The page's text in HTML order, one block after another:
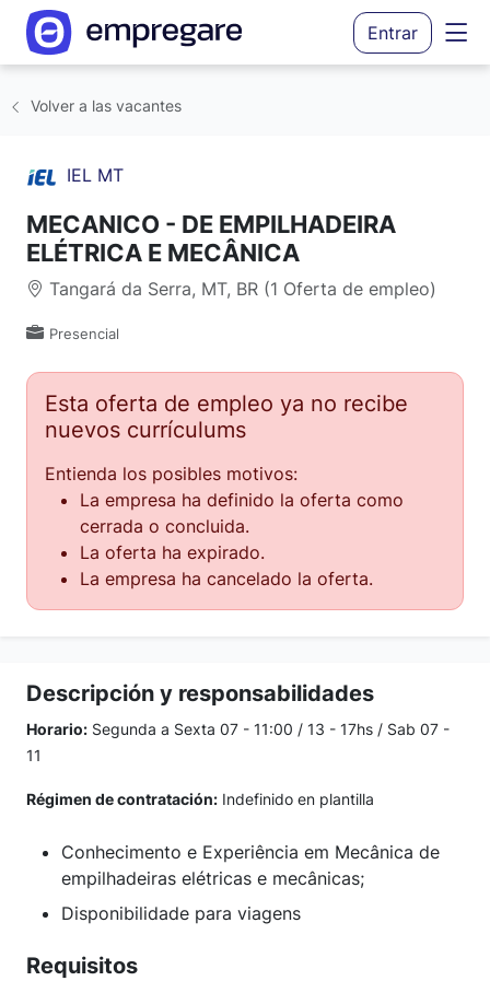
Entrar
Volver a las vacantes
IEL MT
MECANICO - DE EMPILHADEIRA
ELÉTRICA E MECÂNICA
Tangará da Serra, MT, BR (1 Oferta de empleo)
Presencial
Esta oferta de empleo ya no recibe
nuevos currículums
Entienda los posibles motivos:
La empresa ha definido la oferta como
cerrada o concluida.
La oferta ha expirado.
La empresa ha cancelado la oferta.
Descripción y responsabilidades
Horario: Segunda a Sexta 07 - 11:00 / 13 - 17hs / Sab 07 -
11
Régimen de contratación: Indefinido en plantilla
Conhecimento e Experiência em Mecânica de
empilhadeiras elétricas e mecânicas;
Disponibilidade para viagens
Requisitos